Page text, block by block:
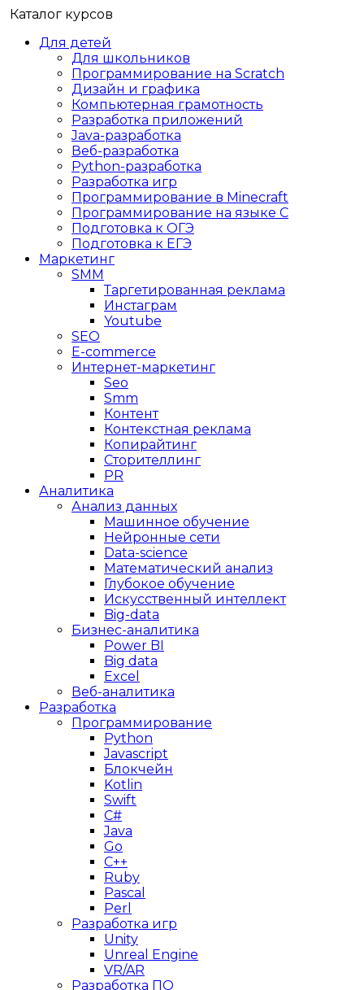
Каталог курсов
Для детей
Для школьников
Программирование на Scratch
Дизайн и графика
Компьютерная грамотность
Разработка приложений
Java-разработка
Веб-разработка
Python-разработка
Разработка игр
Программирование в Minecraft
Программирование на языке C
Подготовка к ОГЭ
Подготовка к ЕГЭ
Маркетинг
SMM
Таргетированная реклама
Инстаграм
Youtube
SEO
E-сommerce
Интернет-маркетинг
Seo
Smm
Контент
Контекстная реклама
Копирайтинг
Сторителлинг
PR
Аналитика
Анализ данных
Машинное обучение
Нейронные сети
Data-science
Математический анализ
Глубокое обучение
Искусственный интеллект
Big-data
Бизнес-аналитика
Power BI
Big data
Excel
Веб-аналитика
Разработка
Программирование
Python
Javascript
Блокчейн
Kotlin
Swift
C#
Java
Go
C++
Ruby
Pascal
Perl
Разработка игр
Unity
Unreal Engine
VR/AR
Разработка ПО